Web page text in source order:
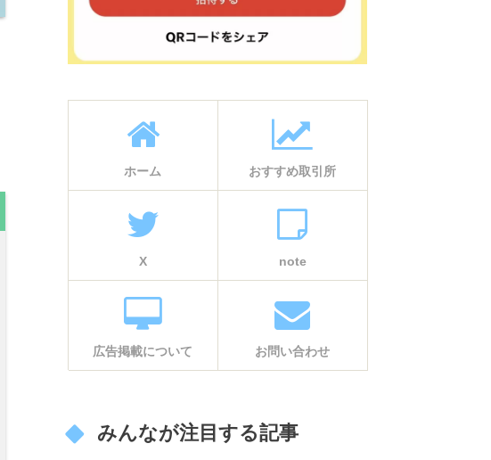
ホーム おすすめ取引所
X note
広告掲載について お問い合わせ
みんなが注目する記事